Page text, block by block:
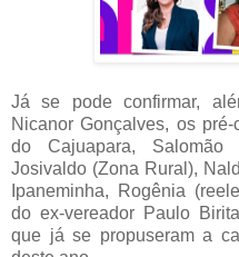
Já se pode confirmar,
Nicanor Gonçalves, os
do Cajuapara, Salomão
Josivaldo (Zona Rural),
Ipaneminha, Rogênia
do ex-vereador Paulo
que já se propuseram a